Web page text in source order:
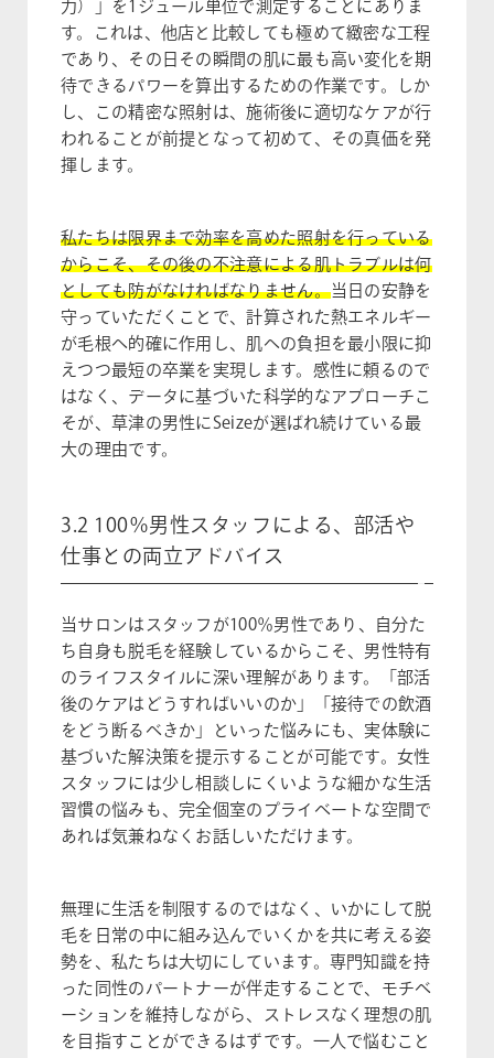
力）」を1ジュール単位で測定することにありま
す。これは、他店と比較しても極めて緻密な工程
であり、その日その瞬間の肌に最も高い変化を期
待できるパワーを算出するための作業です。しか
し、この精密な照射は、施術後に適切なケアが行
われることが前提となって初めて、その真価を発
揮します。
私たちは限界まで効率を高めた照射を行っている
からこそ、その後の不注意による肌トラブルは何
としても防がなければなりません。当日の安静を
守っていただくことで、計算された熱エネルギー
が毛根へ的確に作用し、肌への負担を最小限に抑
えつつ最短の卒業を実現します。感性に頼るので
はなく、データに基づいた科学的なアプローチこ
そが、草津の男性にSeizeが選ばれ続けている最
大の理由です。
3.2 100％男性スタッフによる、部活や
仕事との両立アドバイス
当サロンはスタッフが100％男性であり、自分た
ち自身も脱毛を経験しているからこそ、男性特有
のライフスタイルに深い理解があります。「部活
後のケアはどうすればいいのか」「接待での飲酒
をどう断るべきか」といった悩みにも、実体験に
基づいた解決策を提示することが可能です。女性
スタッフには少し相談しにくいような細かな生活
習慣の悩みも、完全個室のプライベートな空間で
あれば気兼ねなくお話しいただけます。
無理に生活を制限するのではなく、いかにして脱
毛を日常の中に組み込んでいくかを共に考える姿
勢を、私たちは大切にしています。専門知識を持
った同性のパートナーが伴走することで、モチベ
ーションを維持しながら、ストレスなく理想の肌
を目指すことができるはずです。一人で悩むこと